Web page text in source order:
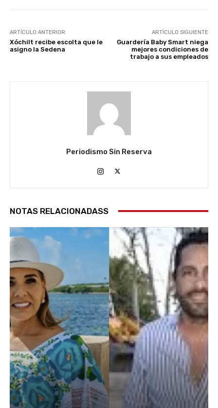
ARTÍCULO ANTERIOR
Xóchilt recibe escolta que le
asigno la Sedena
ARTÍCULO SIGUIENTE
Guardería Baby Smart niega
mejores condiciones de
trabajo a sus empleados
Periodismo Sin Reserva
NOTAS RELACIONADASS